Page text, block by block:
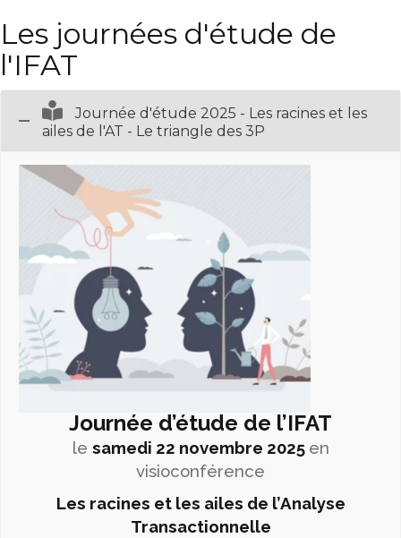
Les journées d'étude de
l'IFAT
Journée d'étude 2025 - Les racines et les
ailes de l'AT - Le triangle des 3P
Journée d’étude de l’IFAT
le samedi 22 novembre 2025 en
visioconférence
Les racines et les ailes de l’Analyse
Transactionnelle